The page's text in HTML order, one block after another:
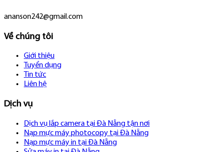
ananson242@gmail.com
Về chúng tôi
Giới thiệu
Tuyển dụng
Tin tức
Liên hệ
Dịch vụ
Dịch vụ lắp camera tại Đà Nẵng tận nơi
Nạp mực máy photocopy tại Đà Nẵng
Nạp mực máy in tại Đà Nẵng